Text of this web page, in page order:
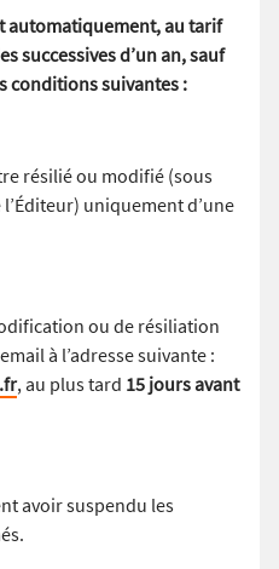
automatiquement, au tarif
successives d’un an, sauf
conditions suivantes :
résilié ou modifié (sous
l’Éditeur) uniquement d’une
ou de résiliation
à l’adresse suivante :
, au plus tard 15 jours avant
avoir suspendu les